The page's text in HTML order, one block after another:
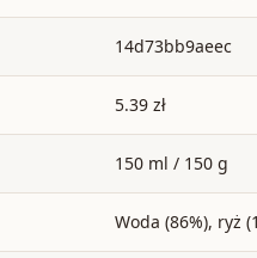
14d73bb9aeec
5.39 zł
150 ml / 150 g
Woda (86%), ryż